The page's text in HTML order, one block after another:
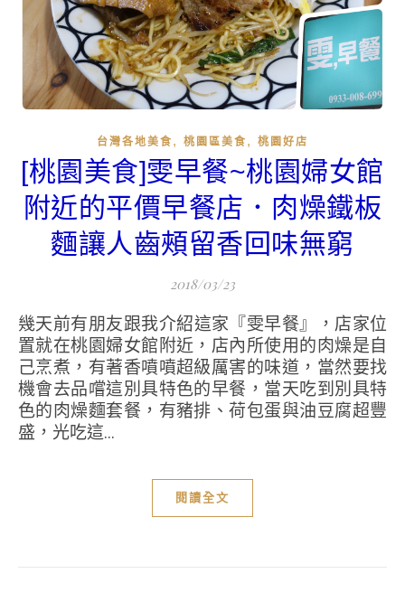
台灣各地美食 , 桃園區美食 , 桃園好店
[桃園美食]雯早餐~桃園婦女館
附近的平價早餐店．肉燥鐵板
麵讓人齒頰留香回味無窮
2018/03/23
幾天前有朋友跟我介紹這家『雯早餐』，店家位
置就在桃園婦女館附近，店內所使用的肉燥是自
己烹煮，有著香噴噴超級厲害的味道，當然要找
機會去品嚐這別具特色的早餐，當天吃到別具特
色的肉燥麵套餐，有豬排、荷包蛋與油豆腐超豐
盛，光吃這...
閱讀全文